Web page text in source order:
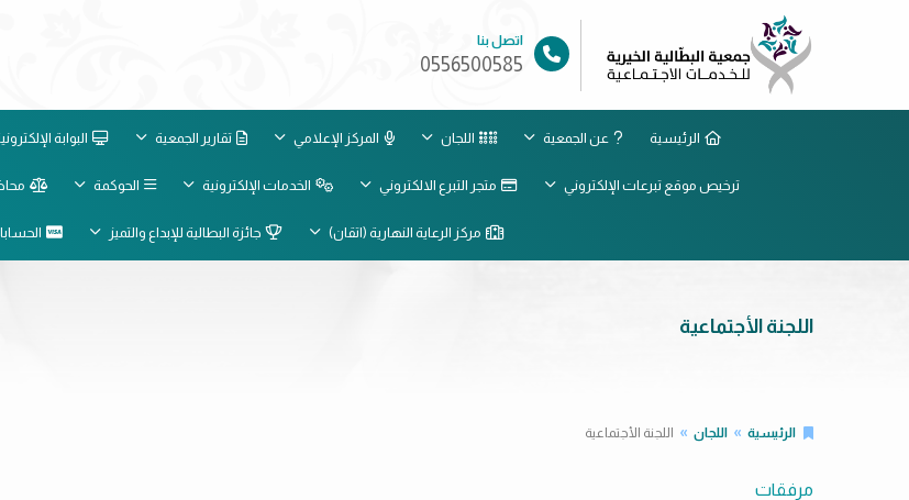
اتصل بنا
0556500585
الرئيسية عن الجمعية اللجان المركز الإعلامي تقارير الجمعية البوابة
ترخيص موقع تبرعات الإلكتروني متجر التبرع الالكتروني الخدمات الإلكترونية الحوكمة
مركز الرعاية النهارية (اتقان) جائزة البطالية للإبداع والتميز
اللجنة الأجتماعية
الرئيسية اللجان اللجنة الأجتماعية
مرفقات